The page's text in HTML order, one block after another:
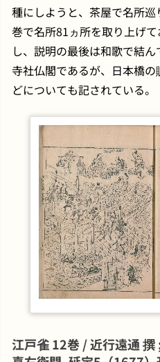
種にしようと、茶屋で名所
巻で名所81ヵ所を取り上げ
し、説明の最後は和歌で結
寺社仏閣であるが、日本橋
どについても記されている。
江戸雀 12巻 / 近行遠通 撰 ; 菱川師宣 画 江戸 : 鶴屋